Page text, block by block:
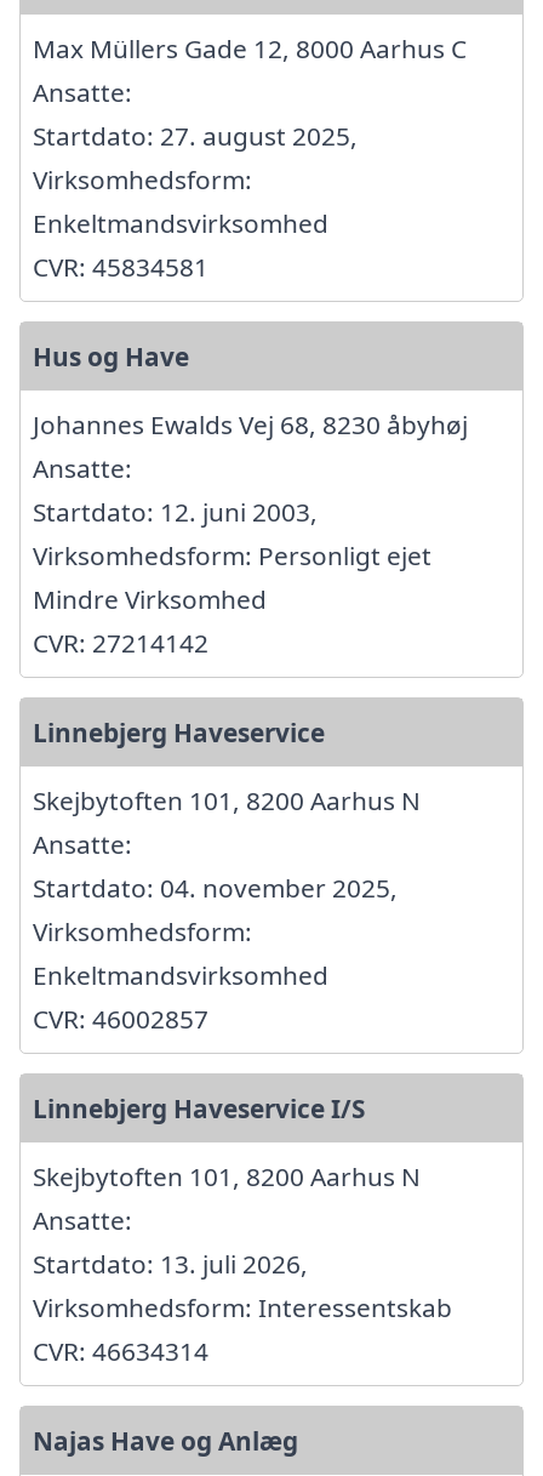
Max Müllers Gade 12, 8000 Aarhus C
Ansatte:
Startdato: 27. august 2025,
Virksomhedsform:
Enkeltmandsvirksomhed
CVR: 45834581
Hus og Have
Johannes Ewalds Vej 68, 8230 åbyhøj
Ansatte:
Startdato: 12. juni 2003,
Virksomhedsform: Personligt ejet
Mindre Virksomhed
CVR: 27214142
Linnebjerg Haveservice
Skejbytoften 101, 8200 Aarhus N
Ansatte:
Startdato: 04. november 2025,
Virksomhedsform:
Enkeltmandsvirksomhed
CVR: 46002857
Linnebjerg Haveservice I/S
Skejbytoften 101, 8200 Aarhus N
Ansatte:
Startdato: 13. juli 2026,
Virksomhedsform: Interessentskab
CVR: 46634314
Najas Have og Anlæg